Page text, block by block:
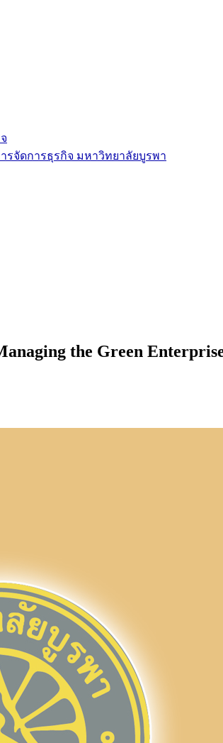
รจัดการธุรกิจ มหาวิทยาลัยบูรพา
the Green